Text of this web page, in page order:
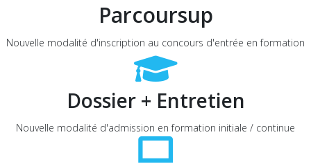
Parcoursup
Nouvelle modalité d'inscription au concours d'entrée en formation
Dossier + Entretien
Nouvelle modalité d'admission en formation initiale / continue